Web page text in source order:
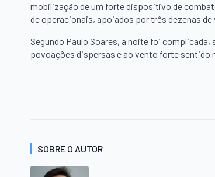
mobilização de um forte dispositivo de
de operacionais, apoiados por três dezenas
Segundo Paulo Soares, a noite foi
povoações dispersas e ao vento forte sentido
SOBRE O AUTOR